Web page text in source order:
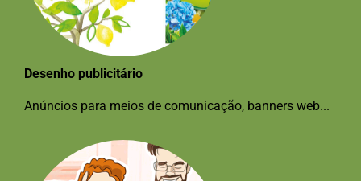
Desenho publicitário
Anúncios para meios de comunicação, banners web...